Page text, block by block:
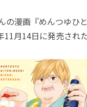
の漫画『めんつゆひ
月14日に発売された